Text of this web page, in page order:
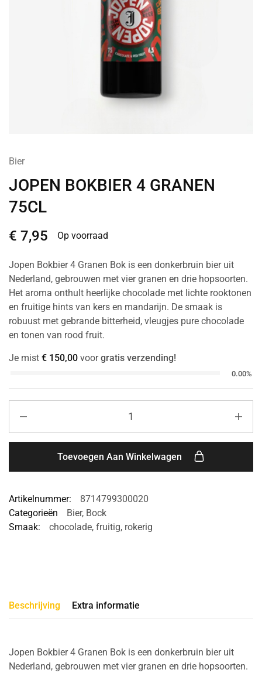
Bier
JOPEN BOKBIER 4 GRANEN
75CL
€ 7,95 Op voorraad
Jopen Bokbier 4 Granen Bok is een donkerbruin bier uit
Nederland, gebrouwen met vier granen en drie hopsoorten.
Het aroma onthult heerlijke chocolade met lichte rooktonen
en fruitige hints van kers en mandarijn. De smaak is
robuust met gebrande bitterheid, vleugjes pure chocolade
en tonen van rood fruit.
Je mist € 150,00 voorgratis verzending!
0.00%
Toevoegen Aan Winkelwagen
Artikelnummer:
8714799300020
Categorieën
Bier, Bock
Smaak:
chocolade, fruitig, rokerig
Beschrijving Extra informatie
Jopen Bokbier 4 Granen Bok is een donkerbruin bier uit
Nederland, gebrouwen met vier granen en drie hopsoorten.